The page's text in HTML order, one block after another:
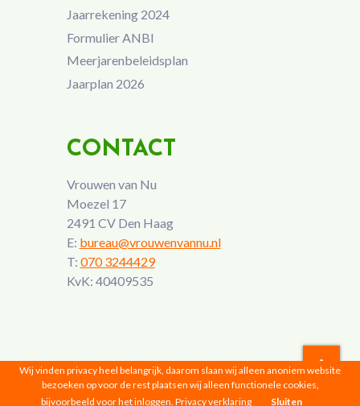
Jaarrekening 2024
Formulier ANBI
Meerjarenbeleidsplan
Jaarplan 2026
CONTACT
Vrouwen van Nu
Moezel 17
2491 CV Den Haag
E: bureau@vrouwenvannu.nl
T: 070 3244429
KvK: 40409535
Vrouwen van Nu © 2026 |Privacyverklaring
Wij vinden privacy heel belangrijk, daarom slaan wij alleen anoniem website
bezoeken op voor de rest plaatsen wij alleen functionele cookies,
bijvoorbeeld voor het inloggen. Privacy verklaring Sluiten